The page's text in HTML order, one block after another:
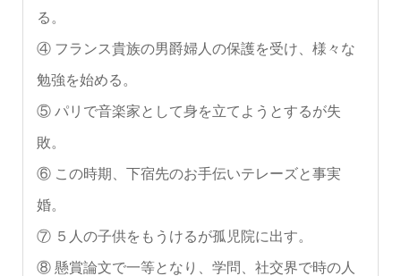
る。
④ フランス貴族の男爵婦人の保護を受け、様々な
勉強を始める。
⑤ パリで音楽家として身を立てようとするが失
敗。
⑥ この時期、下宿先のお手伝いテレーズと事実
婚。
⑦ ５人の子供をもうけるが孤児院に出す。
⑧ 懸賞論文で一等となり、学問、社交界で時の人